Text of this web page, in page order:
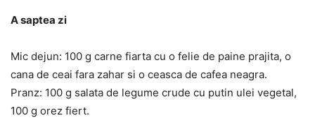
A saptea zi
Mic dejun: 100 g carne fiarta cu o felie de paine prajita, o
cana de ceai fara zahar si o ceasca de cafea neagra.
Pranz: 100 g salata de legume crude cu putin ulei vegetal,
100 g orez fiert.